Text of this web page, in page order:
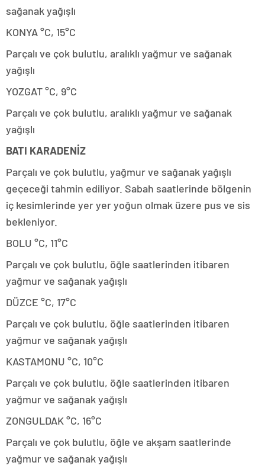
sağanak yağışlı
KONYA °C, 15°C
Parçalı ve çok bulutlu, aralıklı yağmur ve sağanak
yağışlı
YOZGAT °C, 9°C
Parçalı ve çok bulutlu, aralıklı yağmur ve sağanak
yağışlı
BATI KARADENİZ
Parçalı ve çok bulutlu, yağmur ve sağanak yağışlı
geçeceği tahmin ediliyor. Sabah saatlerinde bölgenin
iç kesimlerinde yer yer yoğun olmak üzere pus ve sis
bekleniyor.
BOLU °C, 11°C
Parçalı ve çok bulutlu, öğle saatlerinden itibaren
yağmur ve sağanak yağışlı
DÜZCE °C, 17°C
Parçalı ve çok bulutlu, öğle saatlerinden itibaren
yağmur ve sağanak yağışlı
KASTAMONU °C, 10°C
Parçalı ve çok bulutlu, öğle saatlerinden itibaren
yağmur ve sağanak yağışlı
ZONGULDAK °C, 16°C
Parçalı ve çok bulutlu, öğle ve akşam saatlerinde
yağmur ve sağanak yağışlı